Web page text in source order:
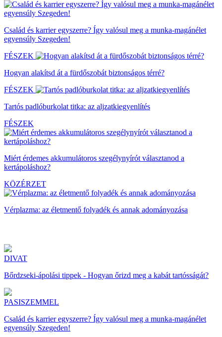
Család és karrier egyszerre? Így valósul meg a munka-magánélet
egyensúly Szegeden!
FÉSZEK
Hogyan alakítsd át a fürdőszobát biztonságos térré?
FÉSZEK
Tartós padlóburkolat titka: az aljzatkiegyenlítés
FÉSZEK
Miért érdemes akkumulátoros szegélynyírót választanod a
kertápoláshoz?
KÖZÉRZET
Vérplazma: az életmentő folyadék és annak adományozása
DIVAT
Bőrdzseki-ápolási tippek - Hogyan őrizd meg a kabát tartósságát?
PASISZEMMEL
Család és karrier egyszerre? Így valósul meg a munka-magánélet
egyensúly Szegeden!